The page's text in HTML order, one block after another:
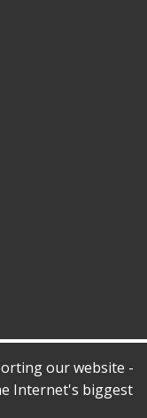
our website -
Internet's biggest